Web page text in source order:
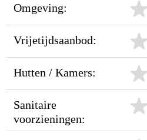
Omgeving:
Vrijetijdsaanbod:
Hutten / Kamers:
Sanitaire
voorzieningen: